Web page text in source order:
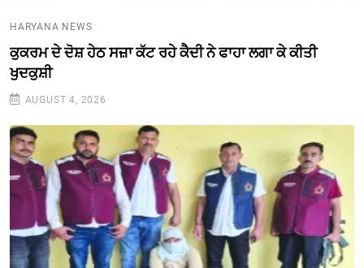
HARYANA NEWS
ਕੁਕਰਮ ਦੇ ਦੋਸ਼ ਹੇਠ ਸਜ਼ਾ ਕੱਟ ਰਹੇ ਕੈਦੀ ਨੇ ਫਾਹਾ ਲਗਾ ਕੇ ਕੀਤੀ
ਖੁਦਕੁਸ਼ੀ
AUGUST 4, 2026